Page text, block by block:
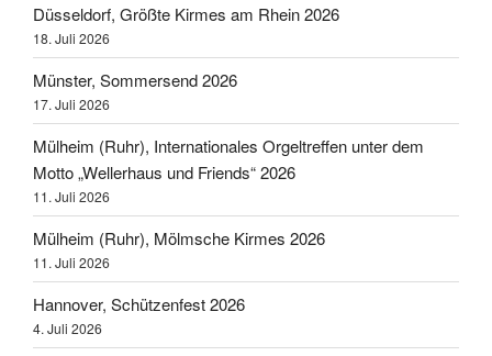
Düsseldorf, Größte Kirmes am Rhein 2026
18. Juli 2026
Münster, Sommersend 2026
17. Juli 2026
Mülheim (Ruhr), Internationales Orgeltreffen unter dem
Motto „Wellerhaus und Friends“ 2026
11. Juli 2026
Mülheim (Ruhr), Mölmsche Kirmes 2026
11. Juli 2026
Hannover, Schützenfest 2026
4. Juli 2026